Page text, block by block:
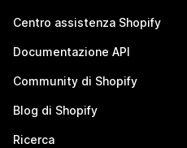
Centro assistenza Shopify
Documentazione API
Community di Shopify
Blog di Shopify
Ricerca